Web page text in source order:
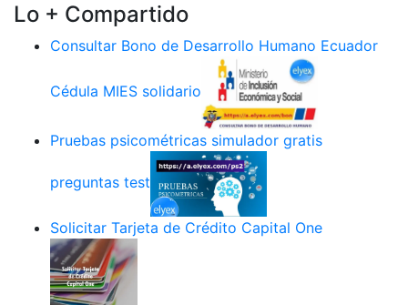
Lo + Compartido
Consultar Bono de Desarrollo Humano Ecuador
Cédula MIES solidario
Pruebas psicométricas simulador gratis
preguntas test
Solicitar Tarjeta de Crédito Capital One